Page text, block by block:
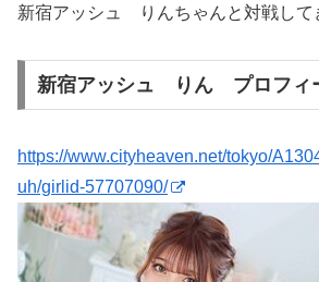
新宿アッシュ りんちゃんと対戦して
新宿アッシュ りん プロフィ
https://www.cityheaven.net/tokyo/
uh/girlid-57707090/